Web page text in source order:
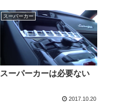
スーパーカー
スーパーカーは必要ない
2017.10.20